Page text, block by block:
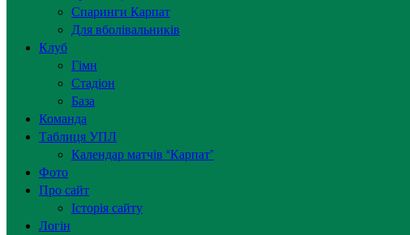
Спаринги Карпат
Для вболівальників
Клуб
Гімн
Стадіон
База
Команда
Таблиця УПЛ
Календар матчів “Карпат”
Фото
Про сайт
Історія сайту
Логін